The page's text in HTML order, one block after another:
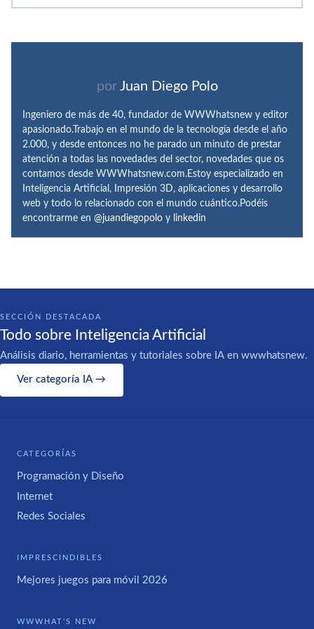
por Juan Diego Polo
Ingeniero de más de 40, fundador de WWWhatsnew y editor
apasionado.Trabajo en el mundo de la tecnología desde el año
2.000, y desde entonces no he parado un minuto de prestar
atención a todas las novedades del sector, novedades que os
contamos desde WWWhatsnew.com.Estoy especializado en
Inteligencia Artificial, Impresión 3D, aplicaciones y desarrollo
web y todo lo relacionado con el mundo cuántico.Podéis
encontrarme en @juandiegopolo y linkedin
SECCIÓN DESTACADA
Todo sobre Inteligencia Artificial
Análisis diario, herramientas y tutoriales sobre IA en wwwhatsnew.
Ver categoría IA →
CATEGORÍAS
Programación y Diseño
Internet
Redes Sociales
IMPRESCINDIBLES
Mejores juegos para móvil 2026
WWWHAT'S NEW